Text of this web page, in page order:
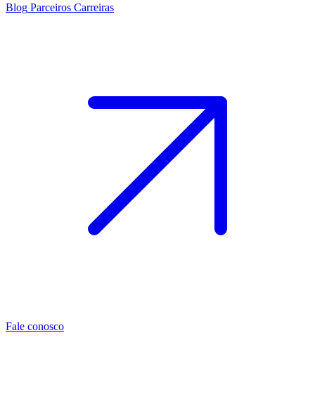
Blog Parceiros Carreiras
Fale conosco